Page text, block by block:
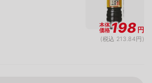
本体
価格198円
(税込 213.84円)